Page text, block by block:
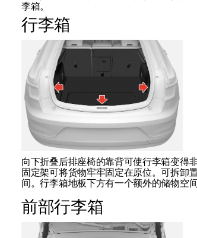
李箱。
行李箱
向下折叠后排座椅的靠背可使行李箱变得
固定架可将货物牢牢固定在原位。可拆卸
间。行李箱地板下方有一个额外的储物空间
前部行李箱